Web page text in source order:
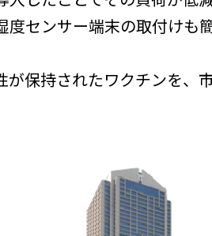
センサー端末の取付けも
保持されたワクチンを、